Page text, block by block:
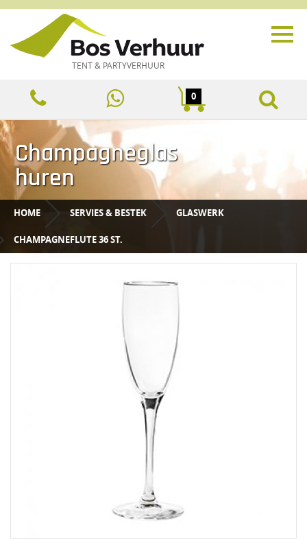
TENT & PARTYVERHUUR
0
Champagneglas
huren
HOME SERVIES & BESTEK GLASWERK
CHAMPAGNEFLUTE 36 ST.